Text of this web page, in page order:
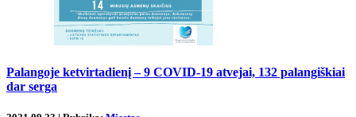
Palangoje ketvirtadienį – 9 COVID-19 atvejai, 132 palangiškiai
dar serga